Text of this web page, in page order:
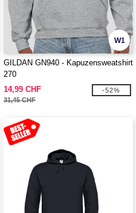
W1
GILDAN GN940 - Kapuzensweatshirt
270
14,99 CHF
31,45 CHF
-52%